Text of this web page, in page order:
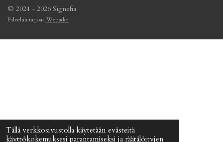
Tällä verkkosivustolla käytetään evästeitä
käyttökokemuksesi parantamiseksi ja räätälöityjen
© 2024 - 2026 Signefia
Palvelun tarjoaaWebador